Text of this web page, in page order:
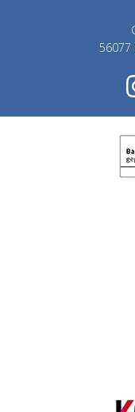
56077